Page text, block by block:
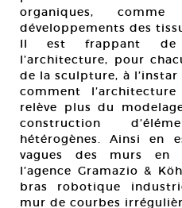
organiques,
développements des
Il est frappant de
l’architecture, pour
de la sculpture, à
comment
relève plus du
construction
hétérogènes. Ainsi en
vagues des murs en
l’agence Gramazio &
bras robotique
mur de courbes